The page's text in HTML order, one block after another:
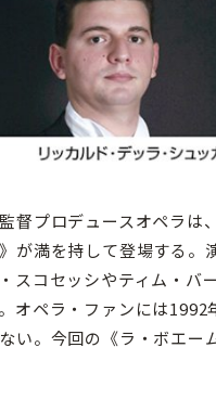
督プロデュースオペラは
が満を持して登場する。
スコセッシやティム・バ
オペラ・ファンには
い。今回の《ラ・ボエー